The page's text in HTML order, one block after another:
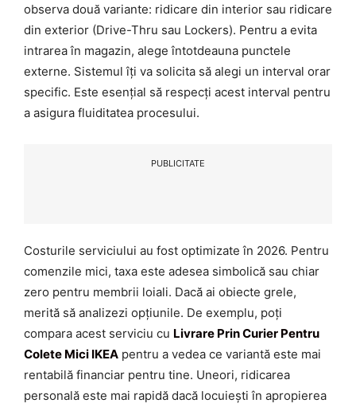
observa două variante: ridicare din interior sau ridicare
din exterior (Drive-Thru sau Lockers). Pentru a evita
intrarea în magazin, alege întotdeauna punctele
externe. Sistemul îți va solicita să alegi un interval orar
specific. Este esențial să respecți acest interval pentru
a asigura fluiditatea procesului.
PUBLICITATE
Costurile serviciului au fost optimizate în 2026. Pentru
comenzile mici, taxa este adesea simbolică sau chiar
zero pentru membrii loiali. Dacă ai obiecte grele,
merită să analizezi opțiunile. De exemplu, poți
compara acest serviciu cu Livrare Prin Curier Pentru
Colete Mici IKEA pentru a vedea ce variantă este mai
rentabilă financiar pentru tine. Uneori, ridicarea
personală este mai rapidă dacă locuiești în apropierea